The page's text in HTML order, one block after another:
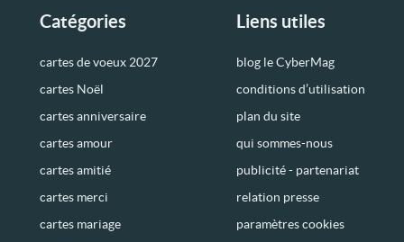
Catégories
cartes de voeux 2027
cartes Noël
cartes anniversaire
cartes amour
cartes amitié
cartes merci
cartes mariage
Liens utiles
blog le CyberMag
conditions d’utilisation
plan du site
qui sommes-nous
publicité - partenariat
relation presse
paramètres cookies